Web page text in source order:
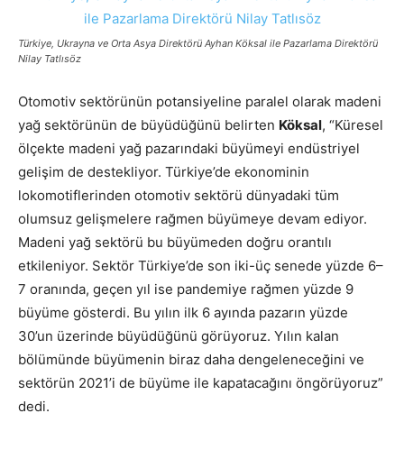
Türkiye, Ukrayna ve Orta Asya Direktörü Ayhan Köksal ile Pazarlama Direktörü
Nilay Tatlısöz
Otomotiv sektörünün potansiyeline paralel olarak madeni
yağ sektörünün de büyüdüğünü belirten Köksal, “Küresel
ölçekte madeni yağ pazarındaki büyümeyi endüstriyel
gelişim de destekliyor. Türkiye’de ekonominin
lokomotiflerinden otomotiv sektörü dünyadaki tüm
olumsuz gelişmelere rağmen büyümeye devam ediyor.
Madeni yağ sektörü bu büyümeden doğru orantılı
etkileniyor. Sektör Türkiye’de son iki-üç senede yüzde 6–
7 oranında, geçen yıl ise pandemiye rağmen yüzde 9
büyüme gösterdi. Bu yılın ilk 6 ayında pazarın yüzde
30’un üzerinde büyüdüğünü görüyoruz. Yılın kalan
bölümünde büyümenin biraz daha dengeleneceğini ve
sektörün 2021’i de büyüme ile kapatacağını öngörüyoruz”
dedi.